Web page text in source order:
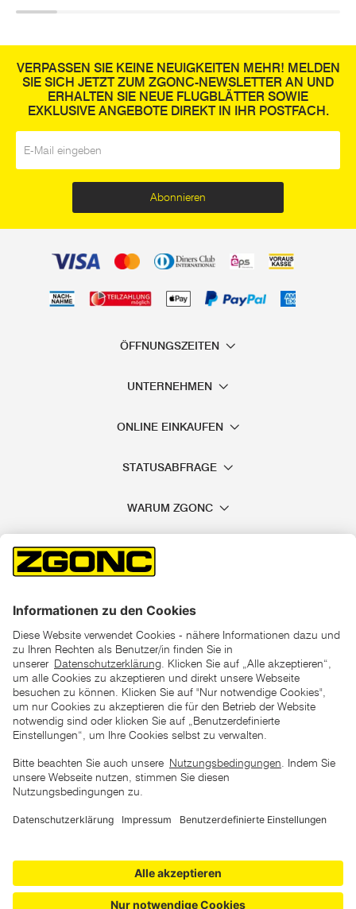
VERPASSEN SIE KEINE NEUIGKEITEN MEHR! MELDEN
SIE SICH JETZT ZUM ZGONC-NEWSLETTER AN UND
ERHALTEN SIE NEUE FLUGBLÄTTER SOWIE
EXKLUSIVE ANGEBOTE DIREKT IN IHR POSTFACH.
Abonnieren
ÖFFNUNGSZEITEN
UNTERNEHMEN
ONLINE EINKAUFEN
STATUSABFRAGE
WARUM ZGONC
*der "statt"-Preis ist der niedrigste von uns in den letzten 30
Tagen vor Beginn dieser Aktion verlangte Preis
unter den UVP Preisen auf dieser Website sind die
zu verstehen
Copyright © 2026 ZGONC. Alle Rechte vorbehalten.